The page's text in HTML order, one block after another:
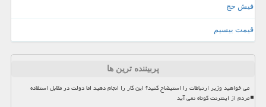
فیش حج
قیمت بیسیم
پربیننده ترین ها
می خواهید وزیر ارتباطات را استیضاح کنید؟ این کار را انجام دهید اما دولت در مقابل استفاده
مردم از اینترنت کوتاه نمی آید